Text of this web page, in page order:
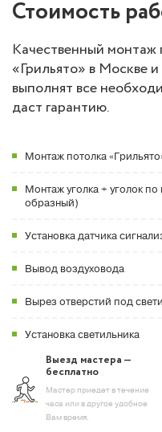
Стоимость
Качественный монтаж
«Грильято» в Москве
выполнят все
даст гарантию.
Монтаж потолка
Монтаж уголка + уголок
образный)
Установка датчика
Вывод воздуховода
Вырез отверстий под
Установка светильника
Выезд мастера —
бесплатно
Мастер приедет в течение
часа или в другое удобное
Вам время.